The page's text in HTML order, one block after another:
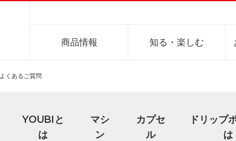
商品情報 知る・楽しむ
よくあるご質問
YOUBIと
は
マシ
ン
カプセ
ル
ドリップ
は